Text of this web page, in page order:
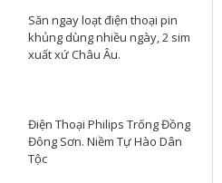
Săn ngay loạt điện thoại pin
khủng dùng nhiều ngày, 2 sim
xuất xứ Châu Âu.
Điện Thoại Philips Trống Đồng
Đông Sơn. Niềm Tự Hào Dân
Tộc